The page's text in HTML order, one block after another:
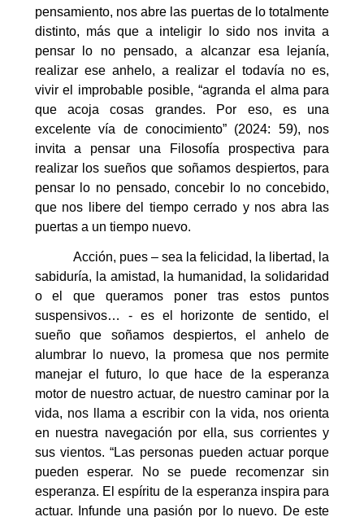
pensamiento, nos abre las puertas de lo totalmente
distinto, más que a inteligir lo sido nos invita a
pensar lo no pensado, a alcanzar esa lejanía,
realizar ese anhelo, a realizar el todavía no es,
vivir el improbable posible, “agranda el alma para
que acoja cosas grandes. Por eso, es una
excelente vía de conocimiento” (2024: 59), nos
invita a pensar una Filosofía prospectiva para
realizar los sueños que soñamos despiertos, para
pensar lo no pensado, concebir lo no concebido,
que nos libere del tiempo cerrado y nos abra las
puertas a un tiempo nuevo.
Acción, pues – sea la felicidad, la libertad, la
sabiduría, la amistad, la humanidad, la solidaridad
o el que queramos poner tras estos puntos
suspensivos… - es el horizonte de sentido, el
sueño que soñamos despiertos, el anhelo de
alumbrar lo nuevo, la promesa que nos permite
manejar el futuro, lo que hace de la esperanza
motor de nuestro actuar, de nuestro caminar por la
vida, nos llama a escribir con la vida, nos orienta
en nuestra navegación por ella, sus corrientes y
sus vientos. “Las personas pueden actuar porque
pueden esperar. No se puede recomenzar sin
esperanza. El espíritu de la esperanza inspira para
actuar. Infunde una pasión por lo nuevo. De este